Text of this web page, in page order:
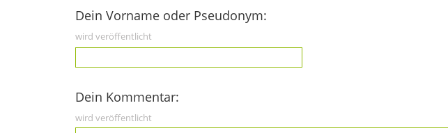
Dein Vorname oder Pseudonym:
wird veröffentlicht
Dein Kommentar:
wird veröffentlicht